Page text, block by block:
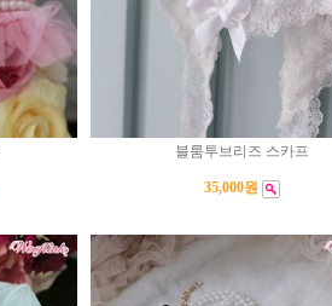
블룸투브리즈 스카프
35,000원